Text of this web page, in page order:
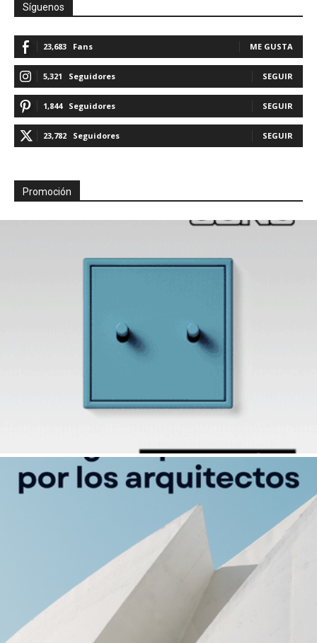
Síguenos
23,683 Fans ME GUSTA
5,321 Seguidores SEGUIR
1,844 Seguidores SEGUIR
23,782 Seguidores SEGUIR
Promoción